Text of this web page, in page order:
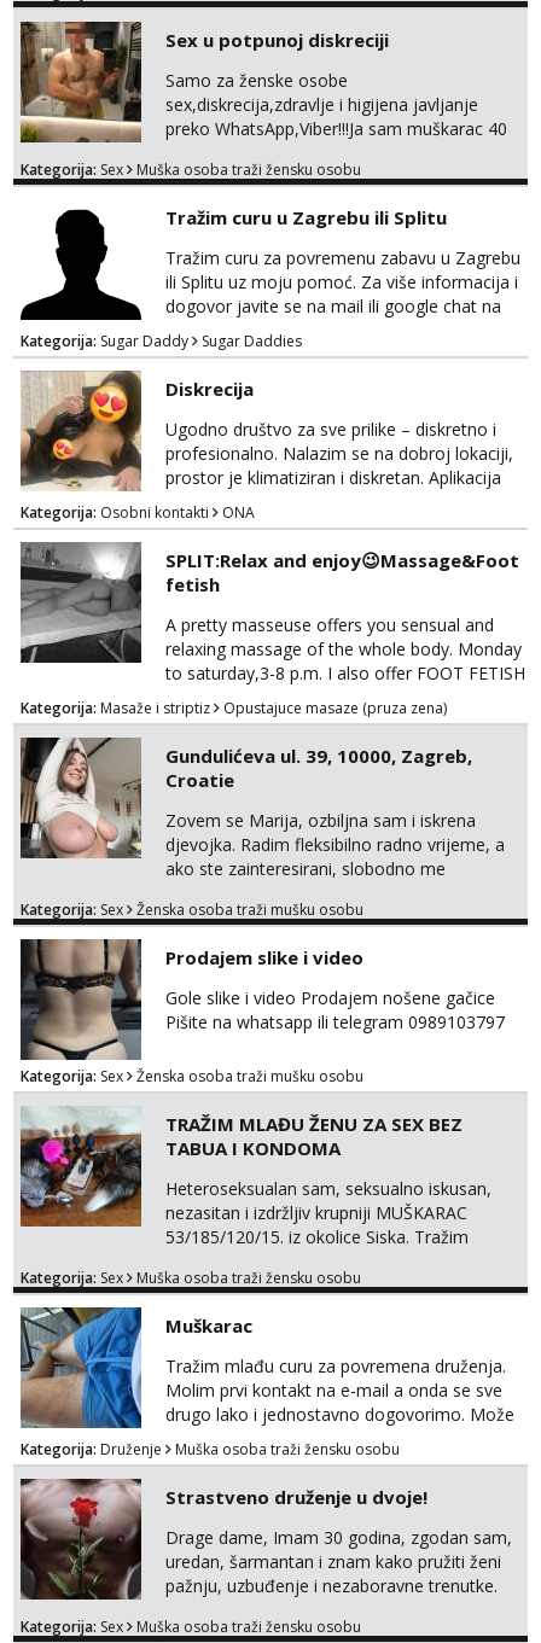
za dopisivanja Za dogovor mi piši direktno na
WhatsApp – ako znaš što želiš, bit će ti
nagrađeno.
Sex u potpunoj diskreciji
Samo za ženske osobe
sex,diskrecija,zdravlje i higijena javljanje
preko WhatsApp,Viber!!!Ja sam muškarac 40
sve stvar dogovora otvoren za sve
Kategorija: Sex Muška osoba traži žensku osobu
Tražim curu u Zagrebu ili Splitu
Tražim curu za povremenu zabavu u Zagrebu
ili Splitu uz moju pomoć. Za više informacija i
dogovor javite se na mail ili google chat na
oneofakind999111@gmail.com
Kategorija: Sugar Daddy Sugar Daddies
Diskrecija
Ugodno društvo za sve prilike – diskretno i
profesionalno. Nalazim se na dobroj lokaciji,
prostor je klimatiziran i diskretan. Aplikacija
what sapp 0957660399.
Kategorija: Osobni kontakti ONA
SPLIT:Relax and enjoy😉Massage&Foot
fetish
A pretty masseuse offers you sensual and
relaxing massage of the whole body. Monday
to saturday,3-8 p.m. I also offer FOOT FETISH
for lovers of beautiful feets👣👠👡👢 Calls
only,no messages! *NO SEX *PRIORITY IS
GIVEN TO REGULAR CLIENTS
Kategorija: Masaže i striptiz Opustajuce masaze (pruza zena)
Gundulićeva ul. 39, 10000, Zagreb,
Croatie
Zovem se Marija, ozbiljna sam i iskrena
djevojka. Radim fleksibilno radno vrijeme, a
ako ste zainteresirani, slobodno me
broj☎️:+385 92 451 2472
Kategorija: Sex Ženska osoba traži mušku osobu
Prodajem slike i video
Gole slike i video Prodajem nošene gačice
Pišite na whatsapp ili telegram 0989103797
Kategorija: Sex Ženska osoba traži mušku osobu
TRAŽIM MLAĐU ŽENU ZA SEX BEZ
TABUA I KONDOMA
Heteroseksualan sam, seksualno iskusan,
nezasitan i izdržljiv krupniji MUŠKARAC
53/185/120/15. iz okolice Siska. Tražim
vjeru, nacionalnost i bračni status za SEKS
IGRAČKAMA od vibratora i umjetnih dilda do
analnih čepova raznih veličina i oblika. Na
uvid dajem POTVRDU da NEMAM
SEKSUALNO PRENOSIVIH BOLESTI. Javi se
ako te...
Kategorija: Sex Muška osoba traži žensku osobu
Muškarac
Tražim mlađu curu za povremena druženja.
Molim prvi kontakt na e-mail a onda se sve
drugo lako i jednostavno dogovorimo. Može
sve u krugu od 100 km oko Zagreba
Kategorija: Druženje Muška osoba traži žensku osobu
Strastveno druženje u dvoje!
Drage dame, Imam 30 godina, zgodan sam,
uredan, šarmantan i znam kako pružiti ženi
pažnju, uzbuđenje i nezaboravne trenutke.
snažnoj privlačnosti, strasti i noći ispunjenoj
Kategorija: Sex Muška osoba traži žensku osobu